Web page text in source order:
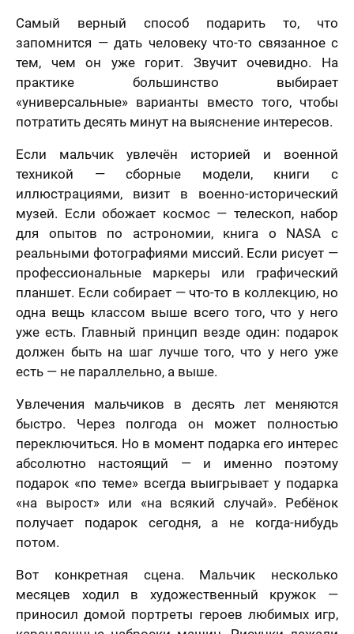
Самый верный способ подарить то, что
запомнится — дать человеку что-то связанное с
тем, чем он уже горит. Звучит очевидно. На
практике большинство выбирает
«универсальные» варианты вместо того, чтобы
потратить десять минут на выяснение интересов.
Если мальчик увлечён историей и военной
техникой — сборные модели, книги с
иллюстрациями, визит в военно-исторический
музей. Если обожает космос — телескоп, набор
для опытов по астрономии, книга о NASA с
реальными фотографиями миссий. Если рисует —
профессиональные маркеры или графический
планшет. Если собирает — что-то в коллекцию, но
одна вещь классом выше всего того, что у него
уже есть. Главный принцип везде один: подарок
должен быть на шаг лучше того, что у него уже
есть — не параллельно, а выше.
Увлечения мальчиков в десять лет меняются
быстро. Через полгода он может полностью
переключиться. Но в момент подарка его интерес
абсолютно настоящий — и именно поэтому
подарок «по теме» всегда выигрывает у подарка
«на вырост» или «на всякий случай». Ребёнок
получает подарок сегодня, а не когда-нибудь
потом.
Вот конкретная сцена. Мальчик несколько
месяцев ходил в художественный кружок —
приносил домой портреты героев любимых игр,
Вашего портрета
Ваше имя
5 шагов
К какому поводу выбираете
Ответьте на вопросы и узнайте стоимость
вашего портрета
Как
скоро
Вам
нужен
подарок?
Ответьте
на
и
стоимость
вашего
портрета
шаг!
контакты,
цену и
Вам в
15 минут.
на
отзыв
Ваша оценка*
Ваш Отзыв *